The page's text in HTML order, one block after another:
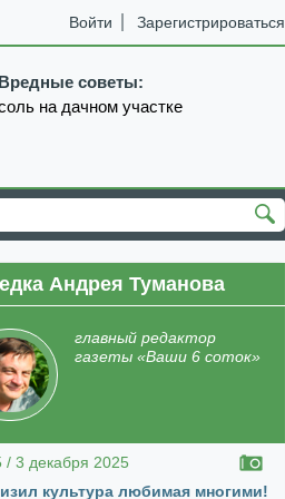
Войти Зарегистрироваться
советы:
на дачном участке
январь февраль
Андрея Туманова
главный редактор
газеты «Ваши 6 соток»
/ 3 декабря 2025
культура любимая многими!